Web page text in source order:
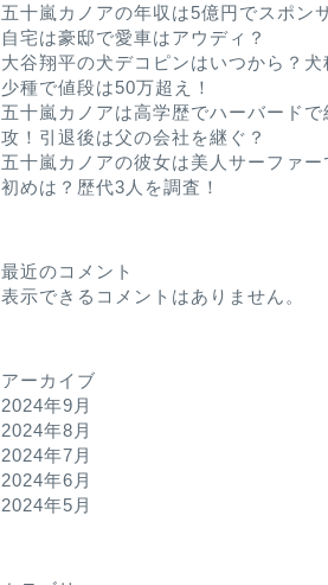
五十嵐カノアの年収は5億円でスポン
自宅は豪邸で愛車はアウディ？
大谷翔平の犬デコピンはいつから？犬
少種で値段は50万超え！
五十嵐カノアは高学歴でハーバードで
攻！引退後は父の会社を継ぐ？
五十嵐カノアの彼女は美人サーファー
初めは？歴代3人を調査！
最近のコメント
表示できるコメントはありません。
アーカイブ
2024年9月
2024年8月
2024年7月
2024年6月
2024年5月